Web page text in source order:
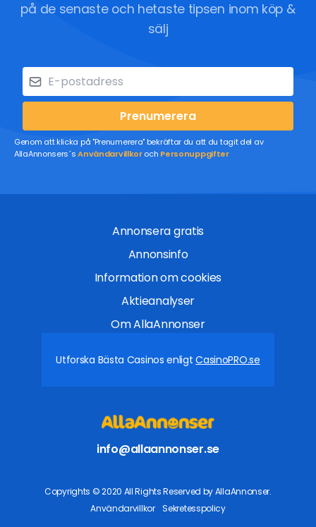
på de senaste och hetaste tipsen inom köp &
sälj
Prenumerera
Genom att klicka på "Prenumerera" bekräftar du att du tagit del av
AllaAnnonsers´sAnvändarvillkoroch Personuppgifter
Annonsera gratis
Annonsinfo
Information om cookies
Aktieanalyser
Om AllaAnnonser
Utforska Bästa Casinos enligtCasinoPRO.se
info@allaannonser.se
Copyrights © 2020 All Rights Reserved by AllaAnnonser.
Användarvillkor
Sekretesspolicy